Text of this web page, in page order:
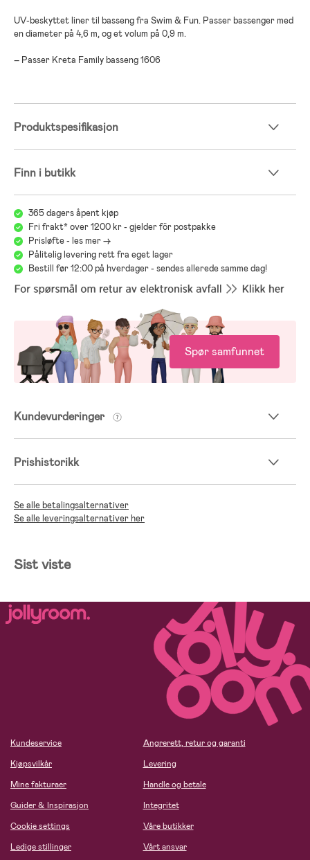
UV-beskyttet liner til basseng fra Swim & Fun. Passer bassenger med
en diameter på 4,6 m, og et volum på 0,9 m.
– Passer Kreta Family basseng 1606
Produktspesifikasjon
Finn i butikk
365 dagers åpent kjøp
Fri frakt* over 1200 kr - gjelder för postpakke
Prisløfte - les mer ->
Pålitelig levering rett fra eget lager
Bestill før 12:00 på hverdager - sendes allerede samme dag!
Spør samfunnet
Kundevurderinger
Prishistorikk
Se alle betalingsalternativer
Se alle leveringsalternativer her
Sist viste
Kundeservice
Kjøpsvilkår
Mine fakturaer
Guider & Inspirasjon
Cookie settings
Ledige stillinger
Angrerett, retur og garanti
Levering
Handle og betale
Integritet
Våre butikker
Vårt ansvar